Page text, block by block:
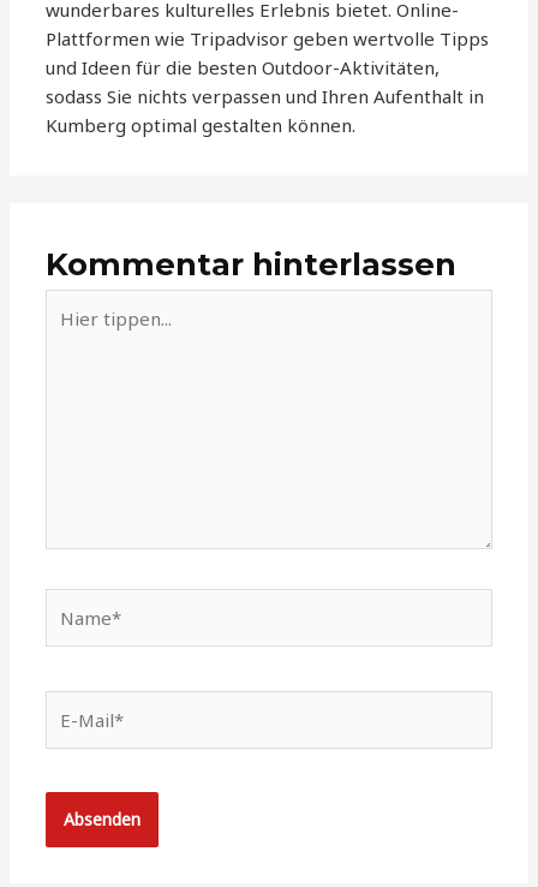
wunderbares kulturelles Erlebnis bietet. Online-
Plattformen wie Tripadvisor geben wertvolle Tipps
und Ideen für die besten Outdoor-Aktivitäten,
sodass Sie nichts verpassen und Ihren Aufenthalt in
Kumberg optimal gestalten können.
Kommentar hinterlassen
tippen...
Mail*